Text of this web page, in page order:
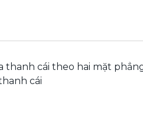
cái theo hai mặt
cái